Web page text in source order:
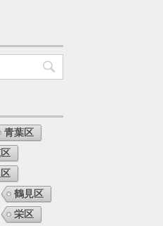
青葉区
鶴見区
栄区